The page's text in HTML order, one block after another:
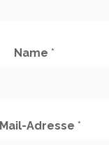
Name *
Adresse *